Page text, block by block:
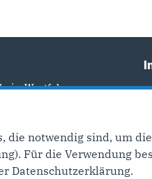
Westfalen
nrw-fraktion.de
die notwendig sind, um
Für die Verwendung
Datenschutzerklärung.